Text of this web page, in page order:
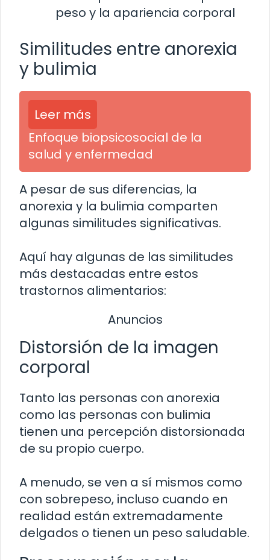
peso y la apariencia corporal
Similitudes entre anorexia
y bulimia
Leer más
Enfoque biopsicosocial de la
salud y enfermedad
A pesar de sus diferencias, la
anorexia y la bulimia comparten
algunas similitudes significativas.
Aquí hay algunas de las similitudes
más destacadas entre estos
trastornos alimentarios:
Anuncios
Distorsión de la imagen
corporal
Tanto las personas con anorexia
como las personas con bulimia
tienen una percepción distorsionada
de su propio cuerpo.
A menudo, se ven a sí mismos como
con sobrepeso, incluso cuando en
realidad están extremadamente
delgados o tienen un peso saludable.